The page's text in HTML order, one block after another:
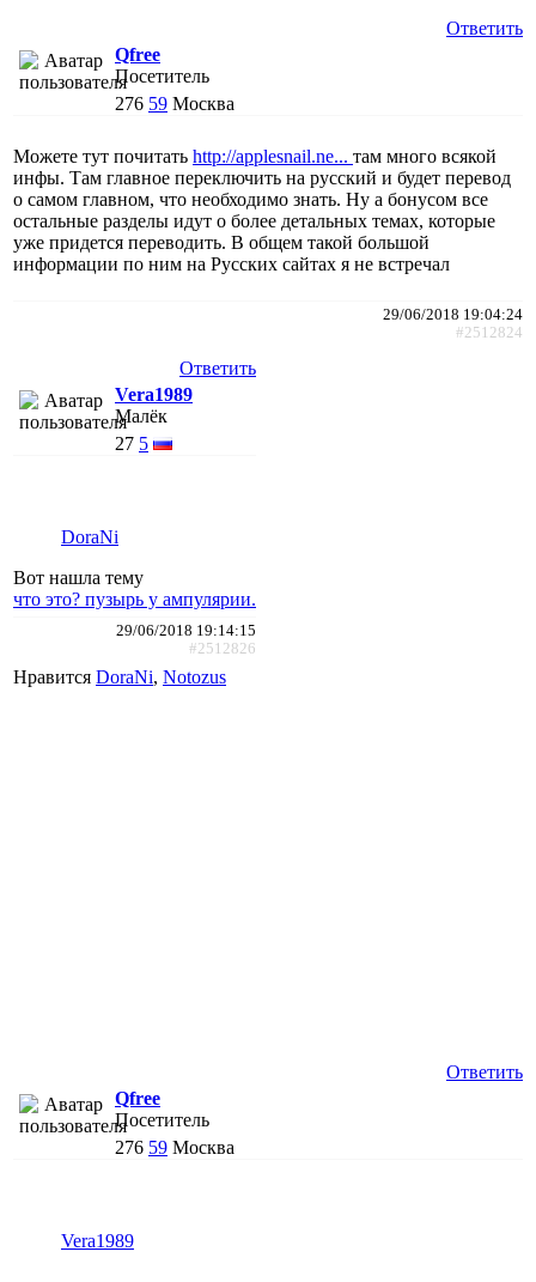
Ответить
Qfree
Посетитель
276 59 Москва
Можете тут почитать http://applesnail.ne... там много всякой
инфы. Там главное переключить на русский и будет перевод
о самом главном, что необходимо знать. Ну а бонусом все
остальные разделы идут о более детальных темах, которые
уже придется переводить. В общем такой большой
информации по ним на Русских сайтах я не встречал
29/06/2018 19:04:24
#2512824
Ответить
Vera1989
Малёк
27 5
DoraNi
Вот нашла тему
что это? пузырь у ампулярии.
29/06/2018 19:14:15
#2512826
Нравится DoraNi, Notozus
Ответить
Qfree
Посетитель
276 59 Москва
Vera1989